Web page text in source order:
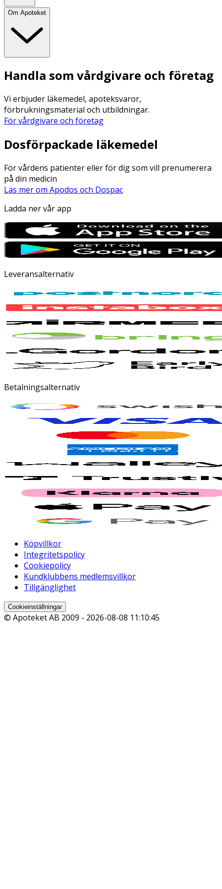
Om Apoteket
Handla som vårdgivare och företag
Vi erbjuder läkemedel, apoteksvaror,
förbrukningsmaterial och utbildningar.
För vårdgivare och företag
Dosförpackade läkemedel
För vårdens patienter eller för dig som vill prenumerera
på din medicin
Läs mer om Apodos och Dospac
Ladda ner vår app
Leveransalternativ
Betalningsalternativ
Köpvillkor
Integritetspolicy
Cookiepolicy
Kundklubbens medlemsvillkor
Tillgänglighet
Cookieinställningar
© Apoteket AB 2009 - 2026-08-08 11:10:45